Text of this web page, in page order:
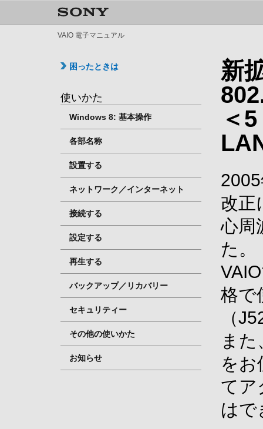
VAIO 電子マニュアル
困ったときは
使いかた
Windows 8: 基本操作
各部名称
設置する
ネットワーク／インターネット
接続する
設定する
再生する
バックアップ／リカバリー
セキュリティー
その他の使いかた
お知らせ
新
＜
改正
心周
た。
格で
（
ま
をお
てア
はで